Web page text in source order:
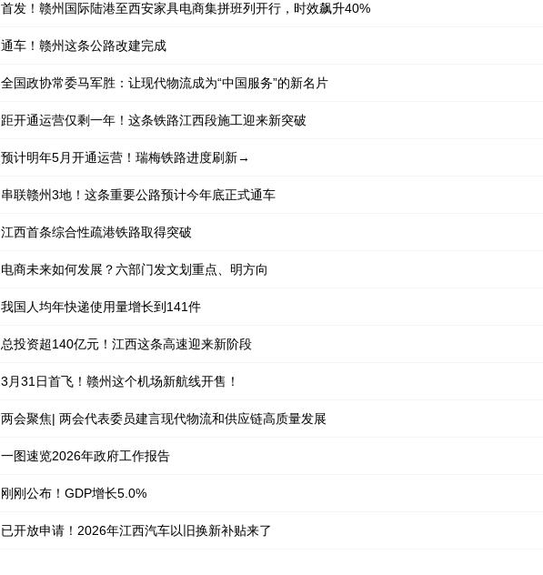
首发！赣州国际陆港至西安家具电商集拼班列开行，时效飙升40%
通车！赣州这条公路改建完成
全国政协常委马军胜：让现代物流成为“中国服务”的新名片
距开通运营仅剩一年！这条铁路江西段施工迎来新突破
预计明年5月开通运营！瑞梅铁路进度刷新→
串联赣州3地！这条重要公路预计今年底正式通车
江西首条综合性疏港铁路取得突破
电商未来如何发展？六部门发文划重点、明方向
我国人均年快递使用量增长到141件
总投资超140亿元！江西这条高速迎来新阶段
3月31日首飞！赣州这个机场新航线开售！
两会聚焦| 两会代表委员建言现代物流和供应链高质量发展
一图速览2026年政府工作报告
刚刚公布！GDP增长5.0%
已开放申请！2026年江西汽车以旧换新补贴来了